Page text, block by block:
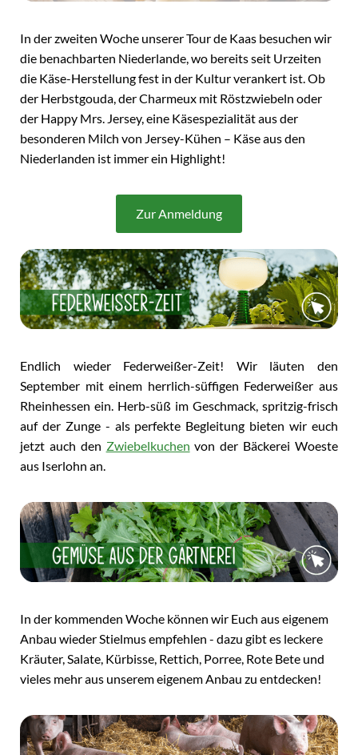
In der zweiten Woche unserer Tour de Kaas besuchen wir
die benachbarten Niederlande, wo bereits seit Urzeiten
die Käse-Herstellung fest in der Kultur verankert ist. Ob
der Herbstgouda, der Charmeux mit Röstzwiebeln oder
der Happy Mrs. Jersey, eine Käsespezialität aus der
besonderen Milch von Jersey-Kühen – Käse aus den
Niederlanden ist immer ein Highlight!
Zur Anmeldung
Endlich wieder Federweißer-Zeit! Wir läuten den
September mit einem herrlich-süffigen Federweißer aus
Rheinhessen ein. Herb-süß im Geschmack, spritzig-frisch
auf der Zunge - als perfekte Begleitung bieten wir euch
jetzt auch den Zwiebelkuchen von der Bäckerei Woeste
aus Iserlohn an.
In der kommenden Woche können wir Euch aus eigenem
Anbau wieder Stielmus empfehlen - dazu gibt es leckere
Kräuter, Salate, Kürbisse, Rettich, Porree, Rote Bete und
vieles mehr aus unserem eigenem Anbau zu entdecken!